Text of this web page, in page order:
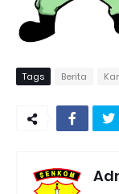
Tags Berita